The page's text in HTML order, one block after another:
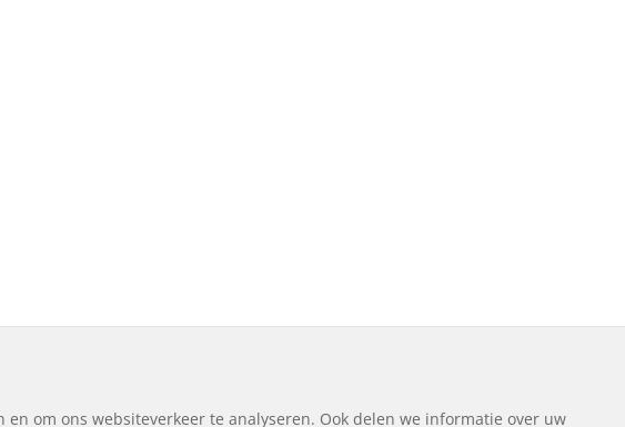
om ons websiteverkeer te analyseren. Ook delen we informatie over uw